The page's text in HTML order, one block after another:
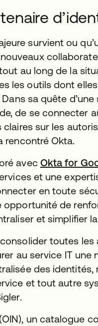
survient ou
au long de la
les outils dont
sa quête
de se connecter
sur les
rencontré Okta.
avec Okta for
et une
en toute
opportunité de
et simplifier
toutes
au service IT
des
et tout autre
(OIN), un catalogue